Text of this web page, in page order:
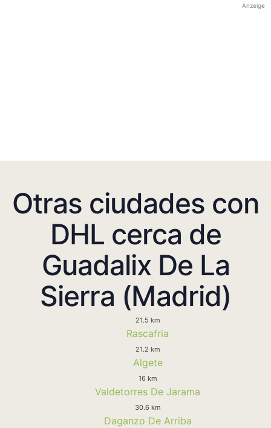
Anzeige
Otras ciudades con
DHL cerca de
Guadalix De La
Sierra (Madrid)
21.5 km
Rascafria
21.2 km
Algete
16 km
Valdetorres De Jarama
30.6 km
Daganzo De Arriba